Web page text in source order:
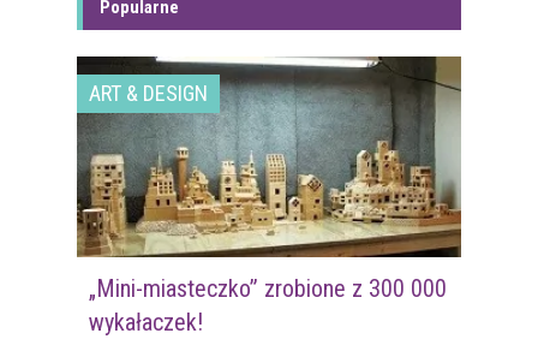
Popularne
ART & DESIGN
„Mini-miasteczko” zrobione z 300 000
wykałaczek!